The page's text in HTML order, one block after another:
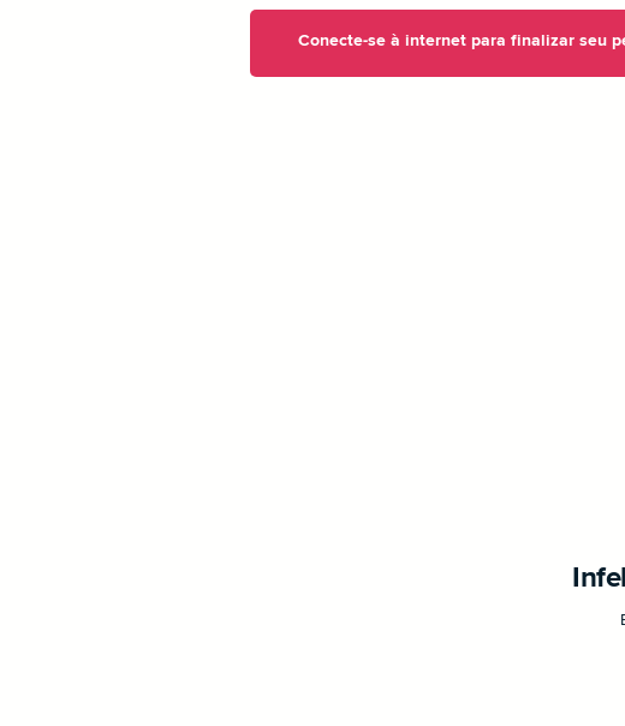
Conecte-se à internet para finalizar seu